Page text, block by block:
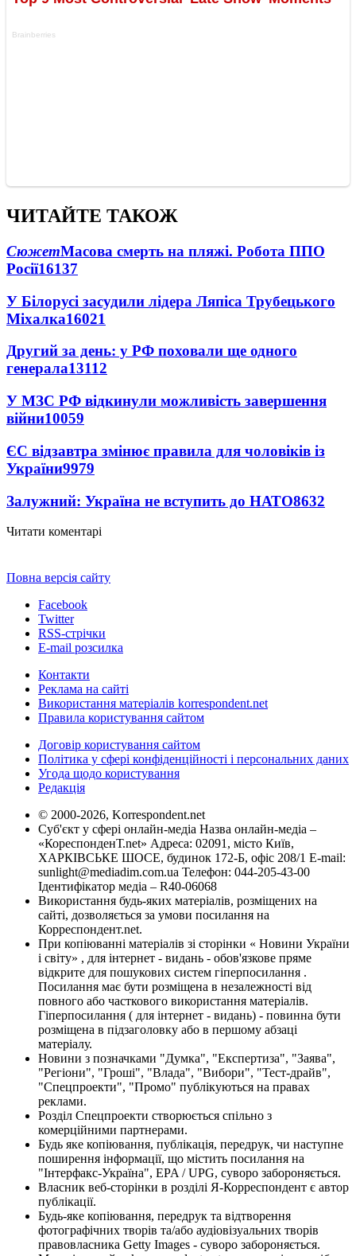
ЧИТАЙТЕ ТАКОЖ
СюжетМасова смерть на пляжі. Робота ППО
Росії16137
У Білорусі засудили лідера Ляпіса Трубецького
Міхалка16021
Другий за день: у РФ поховали ще одного
генерала13112
У МЗС РФ відкинули можливість завершення
війни10059
ЄС відзавтра змінює правила для чоловіків із
України9979
Залужний: Україна не вступить до НАТО8632
Читати коментарі
Повна версія сайту
Facebook
Twitter
RSS-стрічки
E-mail розсилка
Контакти
Реклама на сайті
Використання матеріалів korrespondent.net
Правила користування сайтом
Договір користування сайтом
Політика у сфері конфіденційності і персональних даних
Угода щодо користування
Редакція
© 2000-2026, Korrespondent.net
Суб'єкт у сфері онлайн-медіа Назва онлайн-медіа –
«КореспонденТ.net» Адреса: 02091, місто Київ,
ХАРКІВСЬКЕ ШОСЕ, будинок 172-Б, офіс 208/1 E-mail:
sunlight@mediadim.com.ua Телефон: 044-205-43-00
Ідентифікатор медіа – R40-06068
Використання будь-яких матеріалів, розміщених на
сайті, дозволяється за умови посилання на
Корреспондент.net.
При копіюванні матеріалів зі сторінки « Новини України
і світу» , для інтернет - видань - обов'язкове пряме
відкрите для пошукових систем гіперпосилання .
Посилання має бути розміщена в незалежності від
повного або часткового використання матеріалів.
Гіперпосилання ( для інтернет - видань) - повинна бути
розміщена в підзаголовку або в першому абзаці
матеріалу.
Новини з позначками "Думка", "Експертиза", "Заява",
"Регіони", "Гроші", "Влада", "Вибори", "Тест-драйв",
"Спецпроекти", "Промо" публікуються на правах
реклами.
Розділ Спецпроекти створюється спільно з
комерційними партнерами.
Будь яке копіювання, публікація, передрук, чи наступне
поширення інформації, що містить посилання на
"Інтерфакс-Україна", EPA / UPG, суворо забороняється.
Власник веб-сторінки в розділі Я-Корреспондент є автор
публікації.
Будь-яке копіювання, передрук та відтворення
фотографічних творів та/або аудіовізуальних творів
правовласника Getty Images - суворо забороняється.